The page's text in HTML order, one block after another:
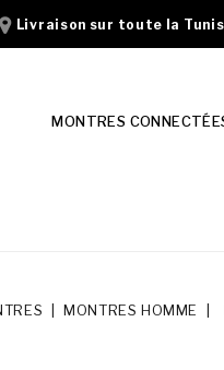
Livraison sur toute la
MONTRES
MONTRES HOMME